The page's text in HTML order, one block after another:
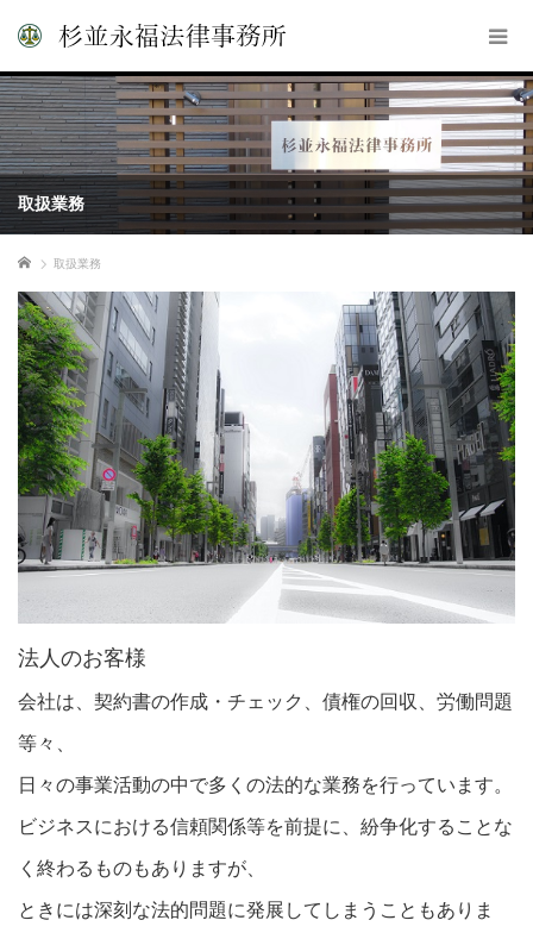
取扱業務
ホーム 取扱業務
法人のお客様
会社は、契約書の作成・チェック、債権の回収、労働問題
等々、
日々の事業活動の中で多くの法的な業務を行っています。
ビジネスにおける信頼関係等を前提に、紛争化することな
く終わるものもありますが、
ときには深刻な法的問題に発展してしまうこともありま